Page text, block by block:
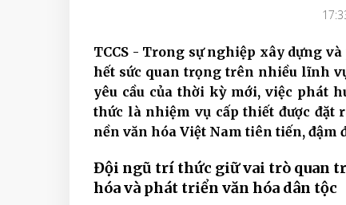
TCCS - Trong sự nghiệp xây dựng
hết sức quan trọng trên nhiều lĩnh
yêu cầu của thời kỳ mới, việc phát
thức là nhiệm vụ cấp thiết được đặt
nền văn hóa Việt Nam tiên tiến, đậm
Đội ngũ trí thức giữ vai trò quan
hóa và phát triển văn hóa dân tộc